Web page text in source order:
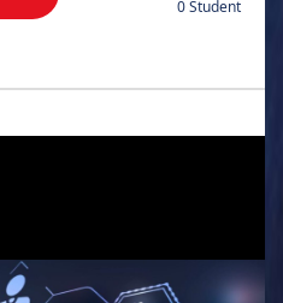
0 Student